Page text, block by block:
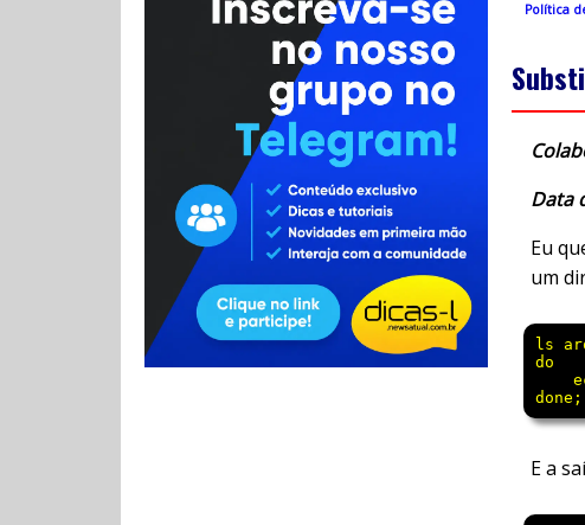
Política
Data
Eu
um
ls
do
E a